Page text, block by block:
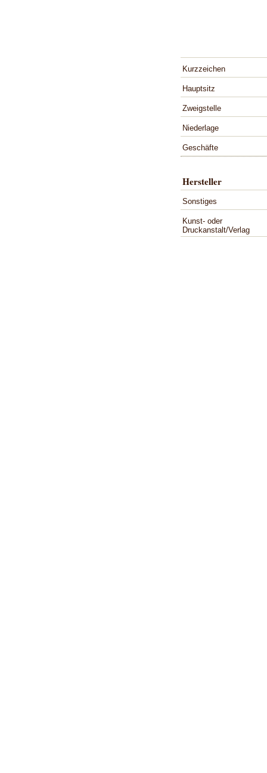
Kurzzeichen
Hauptsitz
Zweigstelle
Niederlage
Geschäfte
Hersteller
Sonstiges
Kunst- oder
Druckanstalt/Verlag